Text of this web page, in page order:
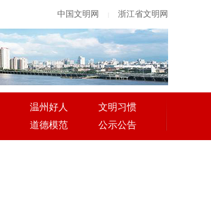
中国文明网 浙江省文明网
温州好人
文明习惯
道德模范 公示公告